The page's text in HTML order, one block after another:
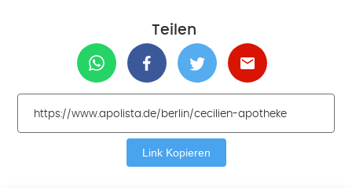
Teilen
Link Kopieren